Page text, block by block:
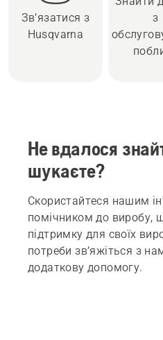
Зв’язатися з
Husqvarna
з
Не вдалося
шукаєте?
Скористайтеся нашим
помічником до виробу,
підтримку для своїх
потреби зв’яжіться з
додаткову допомогу.